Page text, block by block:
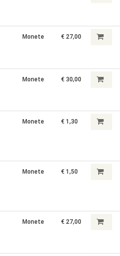
Monete € 27,00
Monete € 30,00
Monete € 1,30
Monete € 1,50
Monete € 27,00